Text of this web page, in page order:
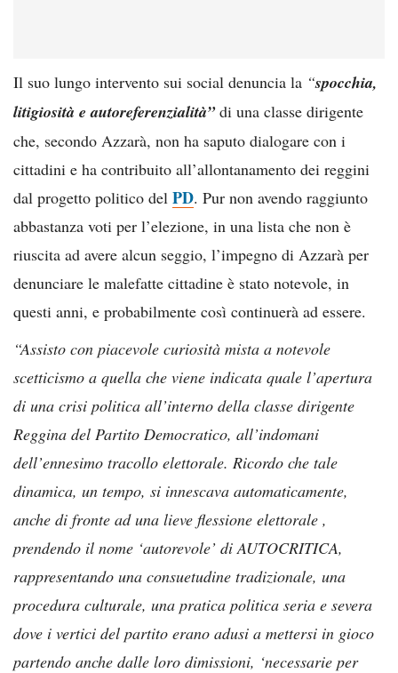
Il suo lungo intervento sui social denuncia la “spocchia,
litigiosità e autoreferenzialità”di una classe dirigente
che, secondo Azzarà, non ha saputo dialogare con i
cittadini e ha contribuito all’allontanamento dei reggini
dal progetto politico del PD. Pur non avendo raggiunto
abbastanza voti per l’elezione, in una lista che non è
riuscita ad avere alcun seggio, l’impegno di Azzarà per
denunciare le malefatte cittadine è stato notevole, in
questi anni, e probabilmente così continuerà ad essere.
“Assisto con piacevole curiosità mista a notevole
scetticismo a quella che viene indicata quale l’apertura
di una crisi politica all’interno della classe dirigente
Reggina del Partito Democratico, all’indomani
dell’ennesimo tracollo elettorale. Ricordo che tale
dinamica, un tempo, si innescava automaticamente,
anche di fronte ad una lieve flessione elettorale ,
prendendo il nome ‘autorevole’ di AUTOCRITICA,
rappresentando una consuetudine tradizionale, una
procedura culturale, una pratica politica seria e severa
dove i vertici del partito erano adusi a mettersi in gioco
partendo anche dalle loro dimissioni, ‘necessarie per